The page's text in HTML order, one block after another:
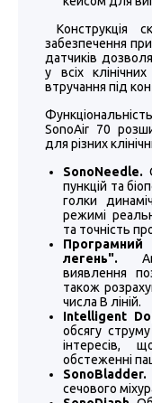
Конструкція
забезпечення
датчиків
у всіх
втручання під
SonoAir 70
для різних
SonoNeedle.
пункцій та
голки
режимі
та точність
легень".
виявлення
також
числа В ліній.
Intelligent
обсягу
інтересів,
обстеженні
SonoBladder.
сечового